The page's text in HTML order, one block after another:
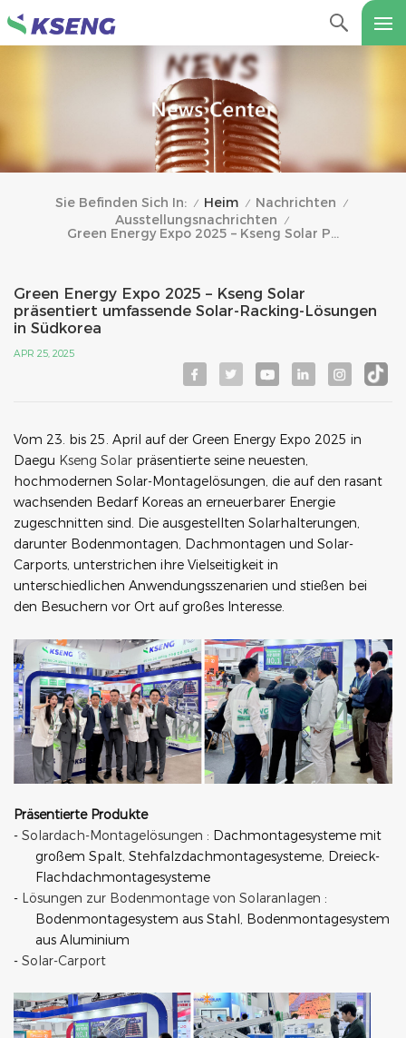
Sie Befinden Sich In: / Heim / Nachrichten /
Ausstellungsnachrichten /
Green Energy Expo 2025 – Kseng Solar Präsentiert Umfassende Solar-Racking-Lösungen In Südkorea
Green Energy Expo 2025 – Kseng Solar
präsentiert umfassende Solar-Racking-Lösungen
in Südkorea
APR 25, 2025
Vom 23. bis 25. April auf der Green Energy Expo 2025 in
Daegu Kseng Solar präsentierte seine neuesten,
hochmodernen Solar-Montagelösungen, die auf den rasant
wachsenden Bedarf Koreas an erneuerbarer Energie
zugeschnitten sind. Die ausgestellten Solarhalterungen,
darunter Bodenmontagen, Dachmontagen und Solar-
Carports, unterstrichen ihre Vielseitigkeit in
unterschiedlichen Anwendungsszenarien und stießen bei
den Besuchern vor Ort auf großes Interesse.
Präsentierte Produkte
- Solardach-Montagelösungen : Dachmontagesysteme mit
großem Spalt, Stehfalzdachmontagesysteme, Dreieck-
Flachdachmontagesysteme
- Lösungen zur Bodenmontage von Solaranlagen :
Bodenmontagesystem aus Stahl, Bodenmontagesystem
aus Aluminium
- Solar-Carport